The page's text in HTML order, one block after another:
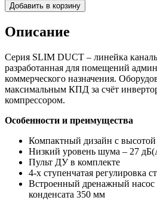
Добавить в корзину
Описание
Серия SLIM DUCT – линейка
разработанная для помещений
коммерческого назначения.
максимальным КПД за счёт
компрессором.
Особенности и преимущества
Компактный дизайн с
Низкий уровень шума – 27
Пульт ДУ в комплекте
4-х ступенчатая регулировка
Встроенный дренажный насос
конденсата 350 мм